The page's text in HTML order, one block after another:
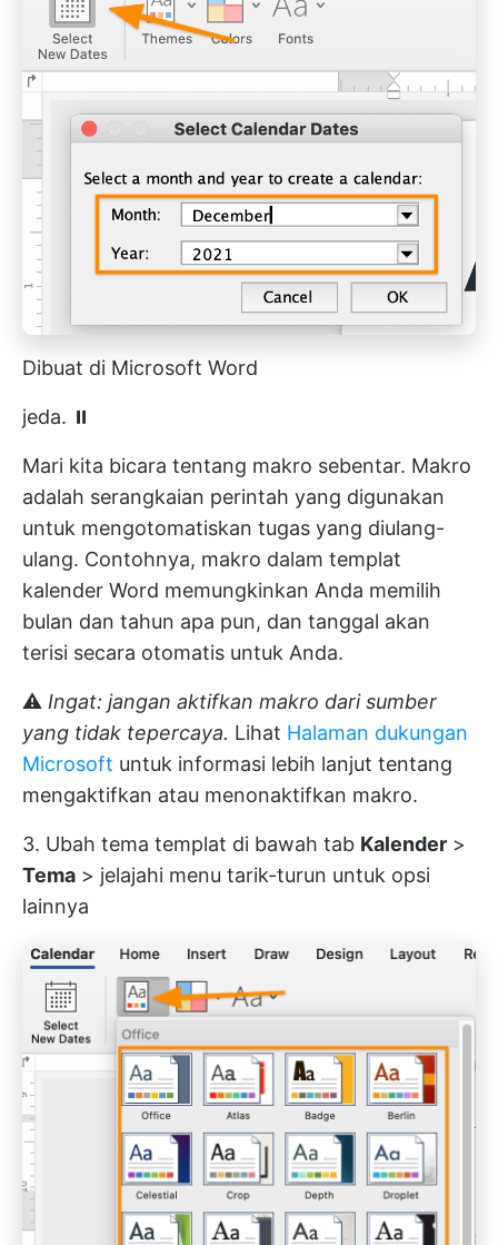
Dibuat di Microsoft Word
jeda. ⏸
Mari kita bicara tentang makro sebentar. Makro
adalah serangkaian perintah yang digunakan
untuk mengotomatiskan tugas yang diulang-
ulang. Contohnya, makro dalam templat
kalender Word memungkinkan Anda memilih
bulan dan tahun apa pun, dan tanggal akan
terisi secara otomatis untuk Anda.
⚠️ Ingat: jangan aktifkan makro dari sumber
yang tidak tepercaya. Lihat Halaman dukungan
Microsoft untuk informasi lebih lanjut tentang
mengaktifkan atau menonaktifkan makro.
3. Ubah tema templat di bawah tab Kalender >
Tema > jelajahi menu tarik-turun untuk opsi
lainnya